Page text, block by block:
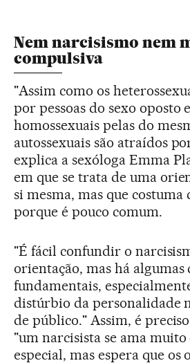
Nem narcisismo nem
compulsiva
"Assim como os
por pessoas do sexo oposto
homossexuais pelas do
autossexuais são atraídos
explica a sexóloga Emma
em que se trata de uma
si mesma, mas que costuma
porque é pouco comum.
"É fácil confundir o
orientação, mas há algumas
fundamentais,
distúrbio da personalidade
de público." Assim, é
"um narcisista se ama muito
especial, mas espera que os